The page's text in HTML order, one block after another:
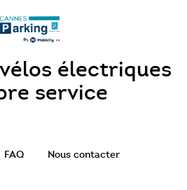
électriques
service
FAQ Nous contacter